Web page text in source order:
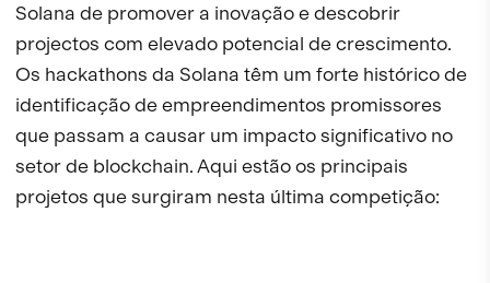
Solana de promover a inovação e descobrir
projectos com elevado potencial de crescimento.
Os hackathons da Solana têm um forte histórico de
identificação de empreendimentos promissores
que passam a causar um impacto significativo no
setor de blockchain. Aqui estão os principais
projetos que surgiram nesta última competição: